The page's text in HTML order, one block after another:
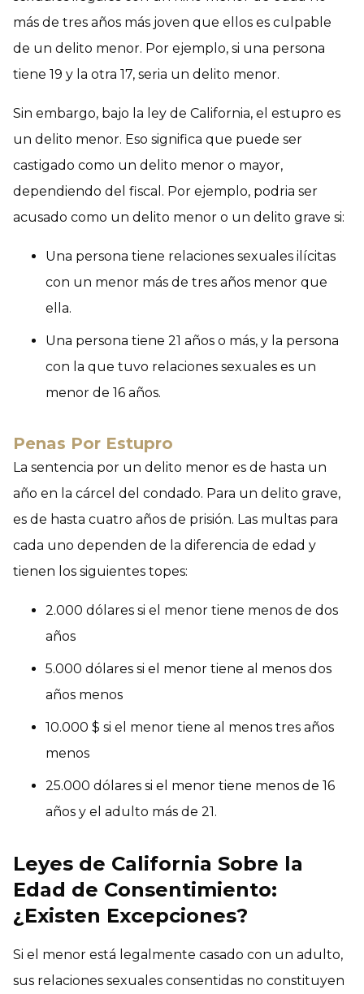
más de tres años más joven que ellos es culpable
de un delito menor. Por ejemplo, si una persona
tiene 19 y la otra 17, seria un delito menor.
Sin embargo, bajo la ley de California, el estupro es
un delito menor. Eso significa que puede ser
castigado como un delito menor o mayor,
dependiendo del fiscal. Por ejemplo, podria ser
acusado como un delito menor o un delito grave si:
Una persona tiene relaciones sexuales ilícitas
con un menor más de tres años menor que
ella.
Una persona tiene 21 años o más, y la persona
con la que tuvo relaciones sexuales es un
menor de 16 años.
Penas Por Estupro
La sentencia por un delito menor es de hasta un
año en la cárcel del condado. Para un delito grave,
es de hasta cuatro años de prisión. Las multas para
cada uno dependen de la diferencia de edad y
tienen los siguientes topes:
2.000 dólares si el menor tiene menos de dos
años
5.000 dólares si el menor tiene al menos dos
años menos
10.000 $ si el menor tiene al menos tres años
menos
25.000 dólares si el menor tiene menos de 16
años y el adulto más de 21.
Leyes de California Sobre la
Edad de Consentimiento:
¿Existen Excepciones?
Si el menor está legalmente casado con un adulto,
sus relaciones sexuales consentidas no constituyen